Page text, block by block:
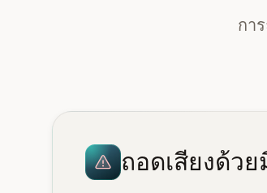
กา
ถอดเสียงด้ว